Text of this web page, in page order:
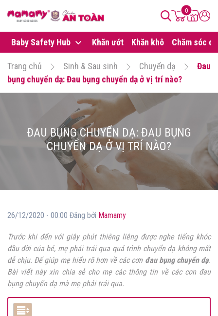
0
Baby Safety Hub Khăn ướt Khăn khô Chăm sóc da
Trang chủ Sinh & Sau sinh Chuyển dạ
Đau
bụng chuyển dạ: Đau bụng chuyển dạ ở vị trí nào?
ĐAU BỤNG CHUYỂN DẠ: ĐAU BỤNG
CHUYỂN DẠ Ở VỊ TRÍ NÀO?
26/12/2020 - 00:00 Đăng bởi Mamamy
Trước khi đến với giây phút thiêng liêng được nghe tiếng khóc
đầu đời của bé, mẹ phải trải qua quá trình chuyển dạ không mất
dễ chịu. Để giúp mẹ hiểu rõ hơn về các cơn đau bụng chuyển dạ.
Bài viết này xin chia sẻ cho mẹ các thông tin về các cơn đau
bụng chuyển dạ mà mẹ phải trải qua.